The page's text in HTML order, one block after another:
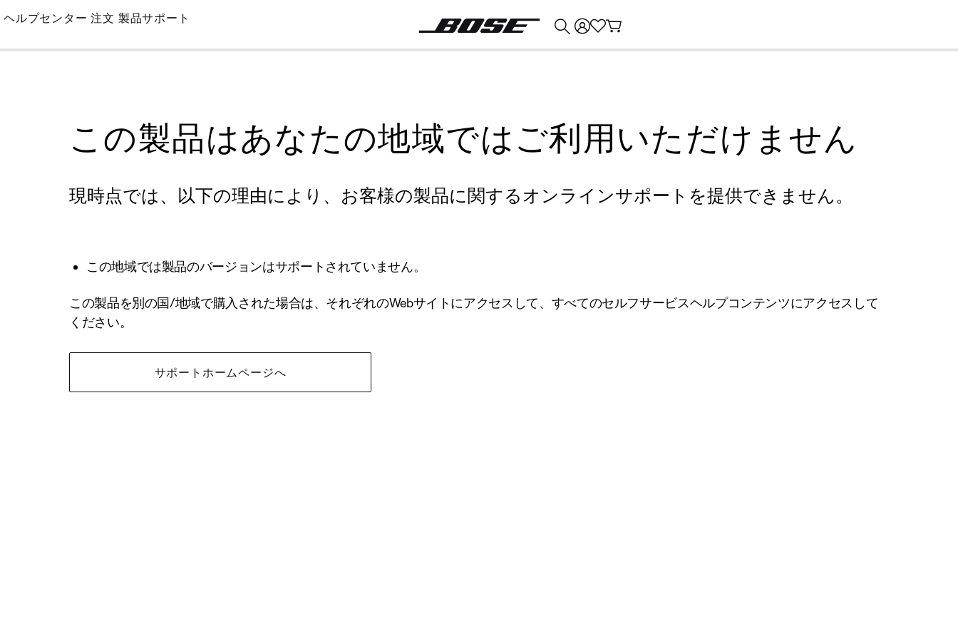
Skip
Main
ヘルプセンター 注文 製品サポート
この製品はあなたの地域ではご利用いただけません
現時点では、以下の理由により、お客様の製品に関するオンラインサポートを提供できません。
この地域では製品のバージョンはサポートされていません。
この製品を別の国/地域で購入された場合は、それぞれのWebサイトにアクセスして、すべてのセルフサービスヘルプコンテンツにアクセスして
ください。
サポートホームページへ